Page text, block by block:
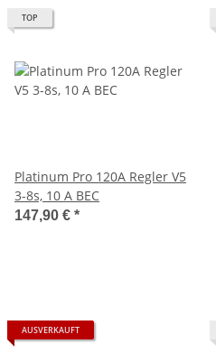
TOP
Platinum Pro 120A Regler V5
3-8s, 10 A BEC
147,90 € *
AUSVERKAUFT